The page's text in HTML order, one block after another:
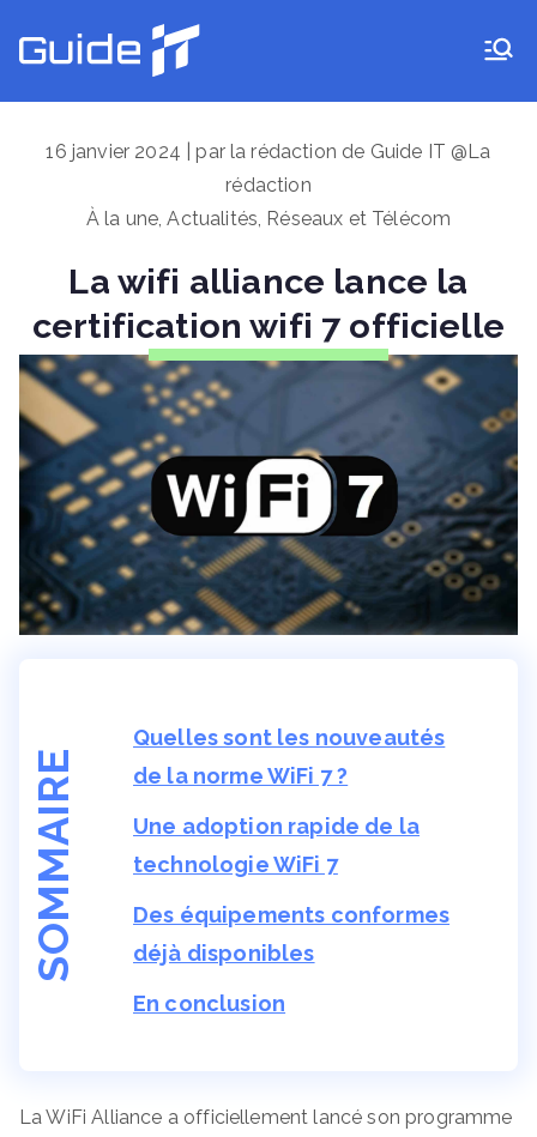
au
16 janvier 2024 | par la rédaction de Guide IT @La
rédaction
À la une,Actualités, Réseaux et Télécom
La wifi alliance lance la
certification wifi 7 officielle
SOMMAIRE
Quelles sont les nouveautés
de la norme WiFi 7 ?
Une adoption rapide de la
technologie WiFi 7
Des équipements conformes
déjà disponibles
En conclusion
La WiFi Alliance a officiellement lancé son programme